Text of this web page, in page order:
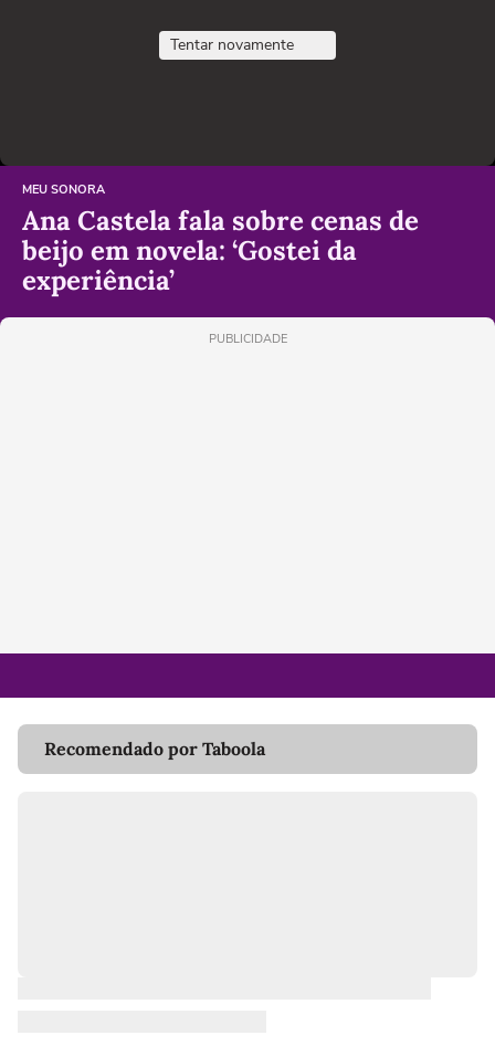
Tentar novamente
MEU SONORA
Ana Castela fala sobre cenas de
beijo em novela: ‘Gostei da
experiência’
PUBLICIDADE
Recomendado por Taboola